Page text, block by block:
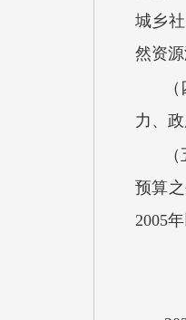
城乡
然资
力、
预算
2005